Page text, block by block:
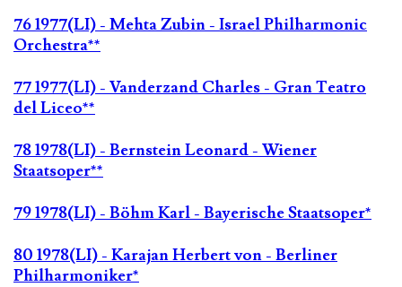
76 1977(LI) - Mehta Zubin - Israel Philharmonic
Orchestra**
77 1977(LI) - Vanderzand Charles - Gran Teatro
del Liceo**
78 1978(LI) - Bernstein Leonard - Wiener
Staatsoper**
79 1978(LI) - Böhm Karl - Bayerische Staatsoper*
80 1978(LI) - Karajan Herbert von - Berliner
Philharmoniker*